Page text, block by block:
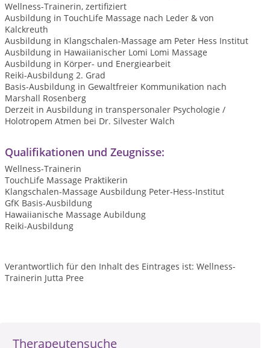
Therapeutensuche
Wellness-Trainerin, zertifiziert
Ausbildung in TouchLife Massage nach Leder & von
Kalckreuth
Ausbildung in Klangschalen-Massage am Peter Hess Institut
Ausbildung in Hawaiianischer Lomi Lomi Massage
Ausbildung in Körper- und Energiearbeit
Reiki-Ausbildung 2. Grad
Basis-Ausbildung in Gewaltfreier Kommunikation nach
Marshall Rosenberg
Derzeit in Ausbildung in transpersonaler Psychologie /
Holotropem Atmen bei Dr. Silvester Walch
Qualifikationen und Zeugnisse:
Wellness-Trainerin
TouchLife Massage Praktikerin
Klangschalen-Massage Ausbildung Peter-Hess-Institut
GfK Basis-Ausbildung
Hawaiianische Massage Aubildung
Reiki-Ausbildung
Verantwortlich für den Inhalt des Eintrages ist: Wellness-
Trainerin Jutta Pree